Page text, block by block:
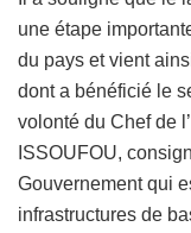
une étape
du pays et vient
dont a bénéficié le
volonté du Chef de
ISSOUFOU,
Gouvernement qui
infrastructures de